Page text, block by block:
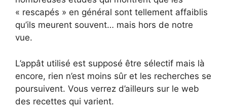
« rescapés » en général sont tellement affaiblis
qu’ils meurent souvent… mais hors de notre
vue.
L’appât utilisé est supposé être sélectif mais là
encore, rien n’est moins sûr et les recherches se
poursuivent. Vous verrez d’ailleurs sur le web
des recettes qui varient.